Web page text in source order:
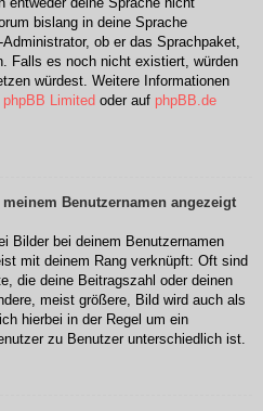
bislang in deine Sprache
ob er das Sprachpaket,
Falls es noch nicht existiert, würden
würdest. Weitere Informationen
phpBB Limited oder auf phpBB.de
Benutzernamen angezeigt
Bilder bei deinem Benutzernamen
mit deinem Rang verknüpft: Oft sind
die deine Beitragszahl oder deinen
meist größere, Bild wird auch als
hierbei in der Regel um ein
zu Benutzer unterschiedlich ist.